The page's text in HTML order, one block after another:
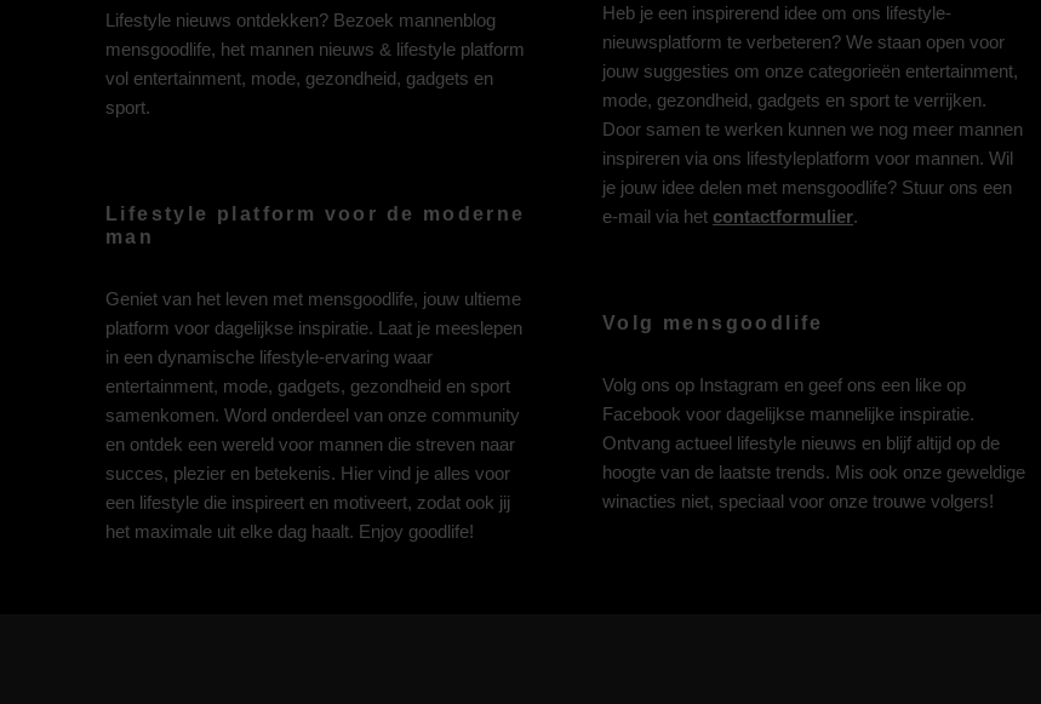
Lifestyle nieuws ontdekken? Bezoek mannenblog
mensgoodlife, het mannen nieuws & lifestyle platform
vol entertainment, mode, gezondheid, gadgets en
sport.
Lifestyle platform voor de moderne
man
Geniet van het leven met mensgoodlife, jouw ultieme
platform voor dagelijkse inspiratie. Laat je meeslepen
in een dynamische lifestyle-ervaring waar
entertainment, mode, gadgets, gezondheid en sport
samenkomen. Word onderdeel van onze community
en ontdek een wereld voor mannen die streven naar
succes, plezier en betekenis. Hier vind je alles voor
een lifestyle die inspireert en motiveert, zodat ook jij
het maximale uit elke dag haalt. Enjoy goodlife!
Heb je een inspirerend idee om ons lifestyle-
nieuwsplatform te verbeteren? We staan open voor
jouw suggesties om onze categorieën entertainment,
mode, gezondheid, gadgets en sport te verrijken.
Door samen te werken kunnen we nog meer mannen
inspireren via ons lifestyleplatform voor mannen. Wil
je jouw idee delen met mensgoodlife? Stuur ons een
e-mail via het contactformulier.
Volg mensgoodlife
Volg ons op Instagram en geef ons een like op
Facebook voor dagelijkse mannelijke inspiratie.
Ontvang actueel lifestyle nieuws en blijf altijd op de
hoogte van de laatste trends. Mis ook onze geweldige
winacties niet, speciaal voor onze trouwe volgers!